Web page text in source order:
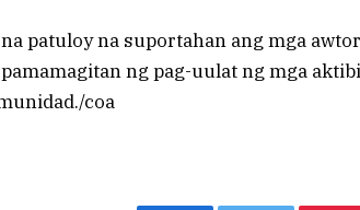
patuloy na suportahan ang mga
ng pag-uulat ng mga
coa